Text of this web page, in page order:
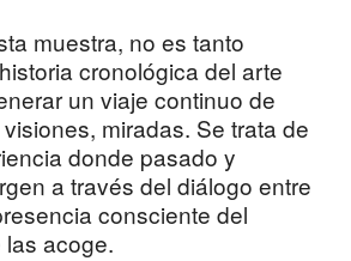
muestra, no es tanto
cronológica del arte
un viaje continuo de
miradas. Se trata de
donde pasado y
a través del diálogo entre
consciente del
acoge.